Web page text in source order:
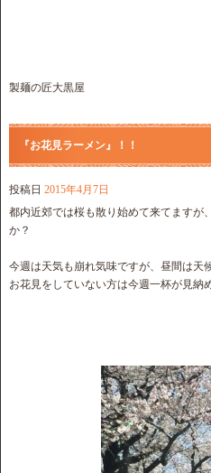
製麺の匠大黒屋
『お花見ラーメン』！！
投稿日 2015年4月7日
都内近郊では桜も散り始めて来てますが
か？
今週は天気も崩れ気味ですが、昼間は天
お花見をしていない方は今週一杯が見納